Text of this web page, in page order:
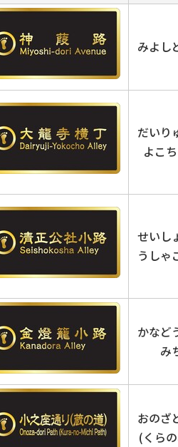
みよし
だいり
よこ
せいし
うしゃ
かなど
み
おのざ
(くら